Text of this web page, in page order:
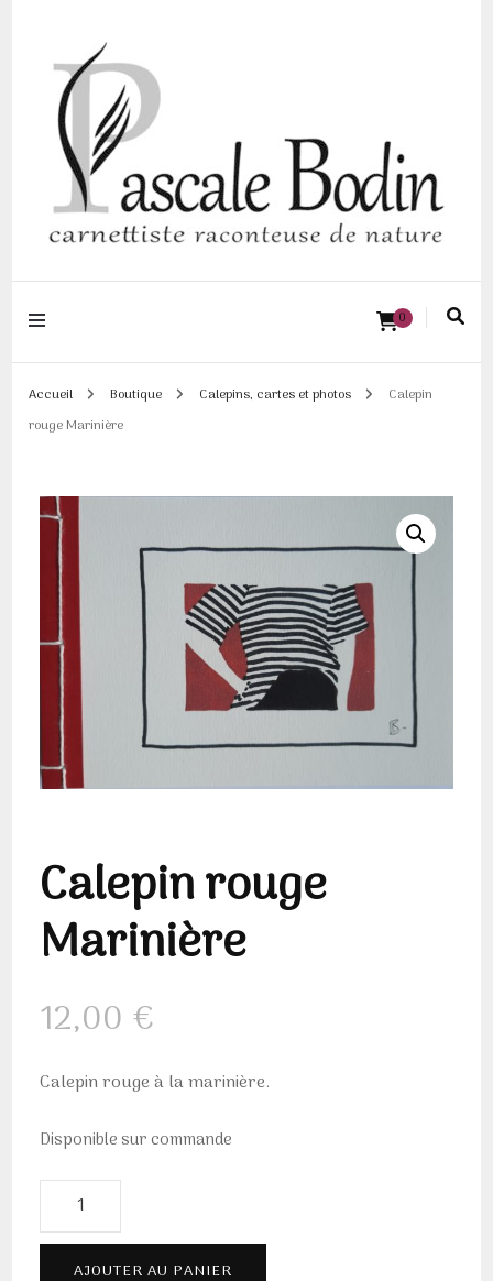
Pascale BODIN |
Carnettiste
raconteuse de
0
Accueil Boutique Calepins, cartes et photos
Calepin
rouge Marinière
Calepin rouge
Marinière
12,00€
Calepin rouge à la marinière.
Disponible sur commande
quantité
de
AJOUTER AU PANIER